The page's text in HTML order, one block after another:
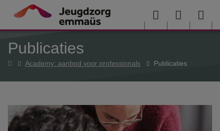
Overslaan en naar de inhoud gaan
Menu User
Publicaties
HomeAcademy: aanbod voor professionals Publicaties